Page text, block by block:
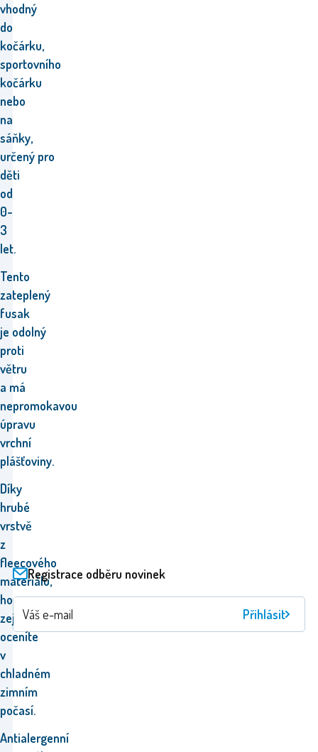
vhodný
do
kočárku,
sportovního
kočárku
nebo
na
sáňky,
určený pro
děti
od
0-
3
let.
Tento
zateplený
fusak
je odolný
proti
větru
a má
nepromokavou
úpravu
vrchní
plášťoviny.
Díky
hrubé
vrstvě
z
fleecového
materiálu,
ho
zejména
oceníte
v
chladném
zimním
počasí.
Antialergenní
Registrace odběru novinek
Přihlásit